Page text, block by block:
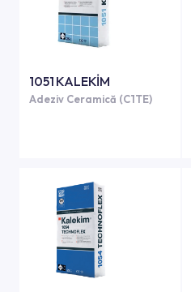
1051 KALEKİM
Adeziv Ceramică (C1TE)